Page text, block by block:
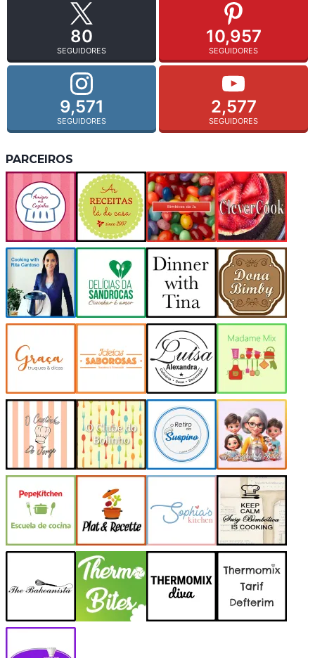
80
SEGUIDORES
10,957
SEGUIDORES
9,571
SEGUIDORES
2,577
SEGUIDORES
PARCEIROS